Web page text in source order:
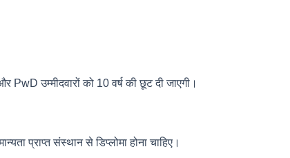
PwD उम्मीदवारों को 10 वर्ष की छूट दी जाएगी।
प्राप्त संस्थान से डिप्लोमा होना चाहिए।